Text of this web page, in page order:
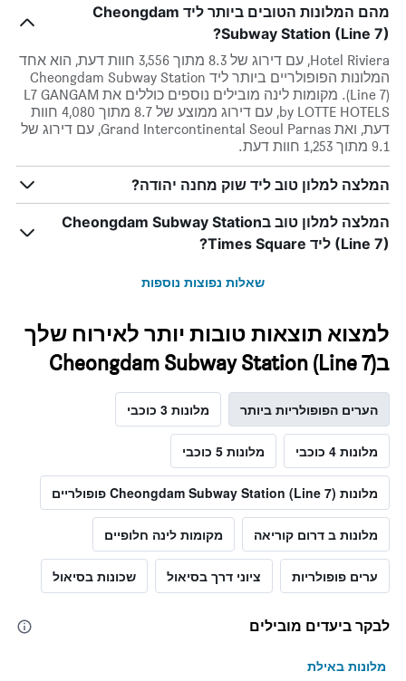
מהם המלונות הטובים ביותר ליד Cheongdam
Subway Station (Line 7)?
Hotel Riviera, עם דירוג של 8.3 מתוך 3,556 חוות דעת, הוא אחד
המלונות הפופולריים ביותר ליד Cheongdam Subway Station
(Line 7). מקומות לינה מובילים נוספים כוללים את L7 GANGAM
by LOTTE HOTELS, עם דירוג ממוצע של 8.7 מתוך 4,080 חוות
דעת, ואת Grand Intercontinental Seoul Parnas, עם דירוג של
9.1 מתוך 1,253 חוות דעת.
המלצה למלון טוב ליד שוק מחנה יהודה?
המלצה למלון טוב בCheongdam Subway Station
(Line 7) ליד Times Square?
שאלות נפוצות נוספות
למצוא תוצאות טובות יותר לאירוח שלך
בCheongdam Subway Station (Line 7)
הערים הפופולריות ביותר מלונות 3 כוכבי
מלונות 4 כוכבי מלונות 5 כוכבי
מלונות Cheongdam Subway Station (Line 7) פופולריים
מלונות ב דרום קוריאה מקומות לינה חלופיים
ערים פופולריות ציוני דרך בסיאול שכונות בסיאול
לבקר ביעדים מובילים
מלונות באילת